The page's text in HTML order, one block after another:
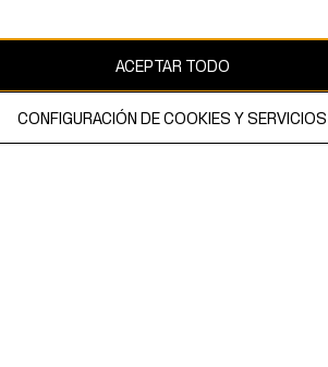
web está protegido por copyright y es
& Mauritz AB.ACEPTAR TODO
CONFIGURACIÓN DE COOKIES Y SERVICIOS